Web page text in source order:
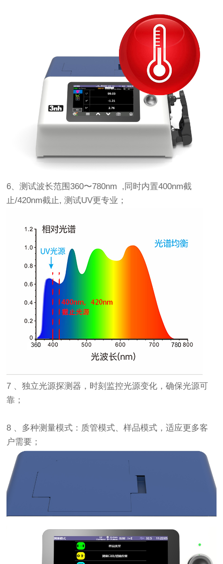
6、测试波长范围360〜780nm ,同时内置400nm截
止/420nm截止, 测试UV更专业；
7 、独立光源探测器，时刻监控光源变化，确保光源可
靠；
8 、多种测量模式：质管模式、样品模式，适应更多客
户需要；